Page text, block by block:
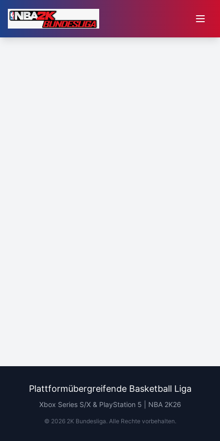
Plattformübergreifende Basketball Liga
Xbox Series S/X & PlayStation 5 | NBA 2K26
© 20262K Bundesliga. Alle Rechte vorbehalten.